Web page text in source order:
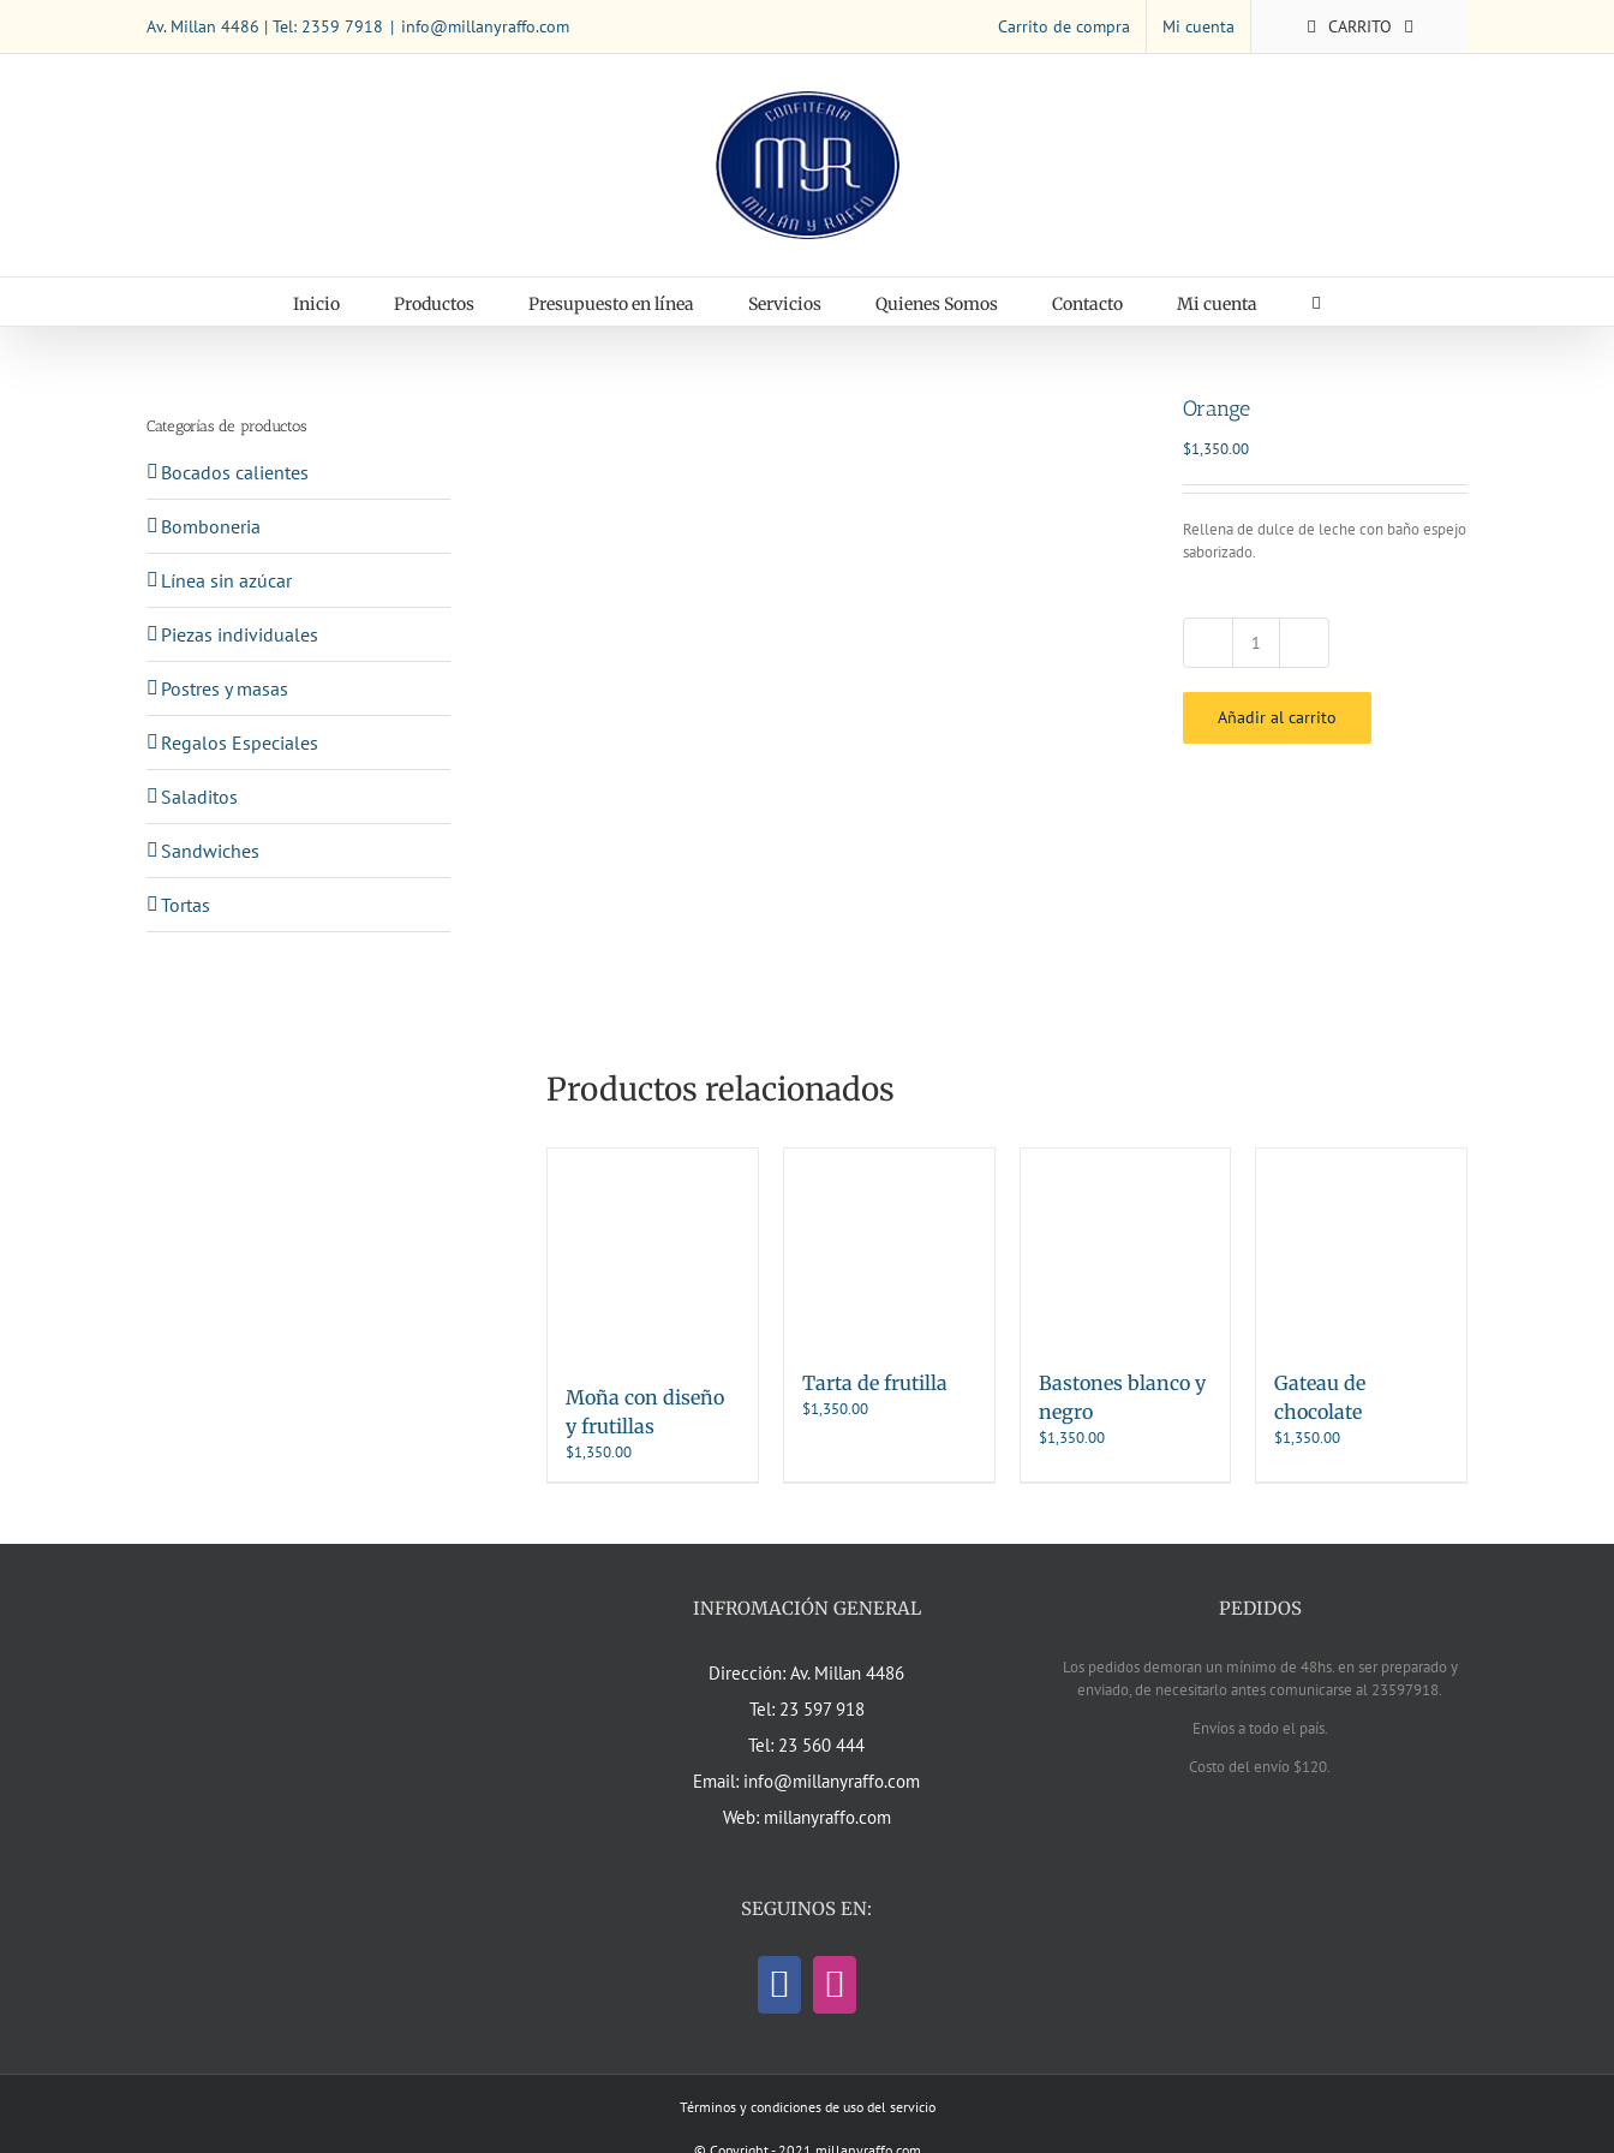
contenido
Av. Millan 4486 | Tel: 2359 7918 | info@millanyraffo.com Carrito de compra Mi cuenta CARRITO
Inicio Productos Presupuesto en línea Servicios Quienes Somos Contacto Mi cuenta
Orange
$1,350.00
Rellena de dulce de leche con baño espejo
saborizado.
Orange
Añadir al carrito
Productos relacionados
Moña con diseño
y frutillas
$1,350.00
Tarta de frutilla
$1,350.00
Bastones blanco y
negro
$1,350.00
Gateau de
chocolate
$1,350.00
Categorías de productos
Bocados calientes
Bomboneria
Línea sin azúcar
Piezas individuales
Postres y masas
Regalos Especiales
Saladitos
Sandwiches
Tortas
INFROMACIÓN GENERAL
Dirección: Av. Millan 4486
Tel: 23 597 918
Tel: 23 560 444
Email: info@millanyraffo.com
Web: millanyraffo.com
SEGUINOS EN:
PEDIDOS
Los pedidos demoran un mínimo de 48hs. en ser preparado y
enviado, de necesitarlo antes comunicarse al 23597918.
Envíos a todo el país.
Costo del envío $120.
Términos y condiciones de uso del servicio